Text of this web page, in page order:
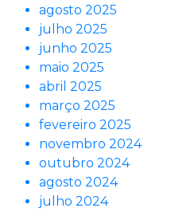
agosto 2025
julho 2025
junho 2025
maio 2025
abril 2025
março 2025
fevereiro 2025
novembro 2024
outubro 2024
agosto 2024
julho 2024